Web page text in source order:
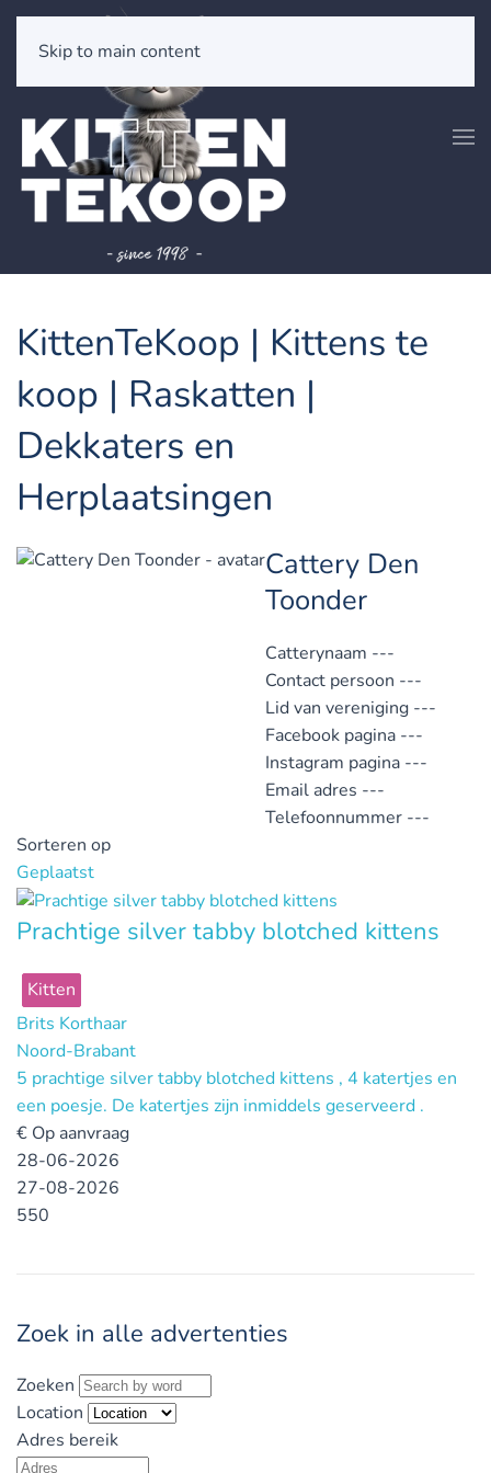
Skip to main content
KittenTeKoop | Kittens te
koop | Raskatten |
Dekkaters en
Herplaatsingen
Cattery Den
Toonder
Catterynaam ---
Contact persoon ---
Lid van vereniging ---
Facebook pagina ---
Instagram pagina ---
Email adres ---
Telefoonnummer ---
Sorteren op
Geplaatst
Prachtige silver tabby blotched kittens
Kitten
Brits Korthaar
Noord-Brabant
5 prachtige silver tabby blotched kittens , 4 katertjes en
een poesje. De katertjes zijn inmiddels geserveerd .
€ Op aanvraag
28-06-2026
27-08-2026
550
Zoek in alle advertenties
Zoeken
Location
Adres bereik